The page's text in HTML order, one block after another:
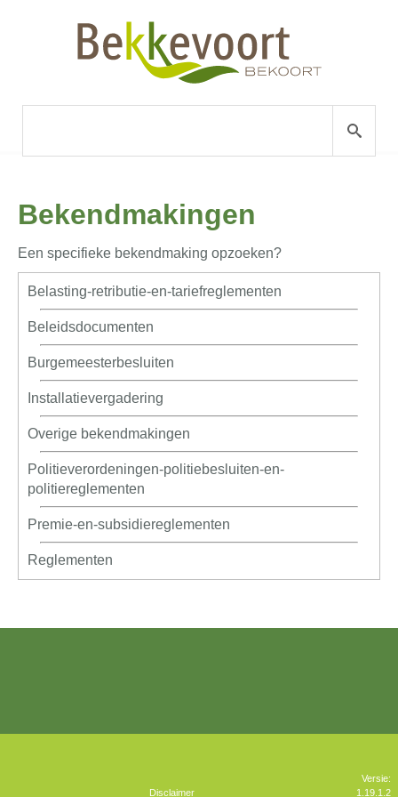
Bekendmakingen
Een specifieke bekendmaking opzoeken?
Belasting-retributie-en-tariefreglementen
Beleidsdocumenten
Burgemeesterbesluiten
Installatievergadering
Overige bekendmakingen
Politieverordeningen-politiebesluiten-en-
politiereglementen
Premie-en-subsidiereglementen
Reglementen
Disclaimer
Versie:
1.19.1.2